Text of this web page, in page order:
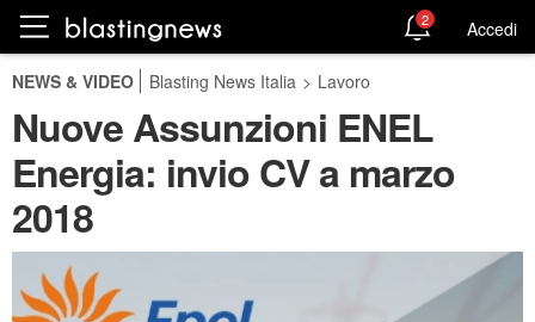
2 Accedi
NEWS & VIDEO Blasting News Italia > Lavoro
Nuove Assunzioni ENEL
Energia: invio CV a marzo
2018